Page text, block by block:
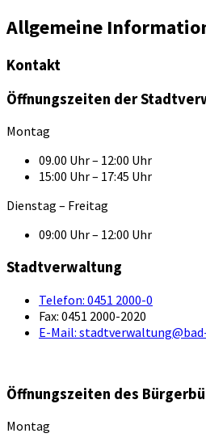
Allgemeine
Kontakt
Öffnungszeiten der
Montag
09.00 Uhr – 12:00 Uhr
15:00 Uhr – 17:45 Uhr
Dienstag – Freitag
09:00 Uhr – 12:00 Uhr
Stadtverwaltung
Telefon: 0451 2000-0
Fax: 0451 2000-2020
E-Mail:
Öffnungszeiten des
Montag